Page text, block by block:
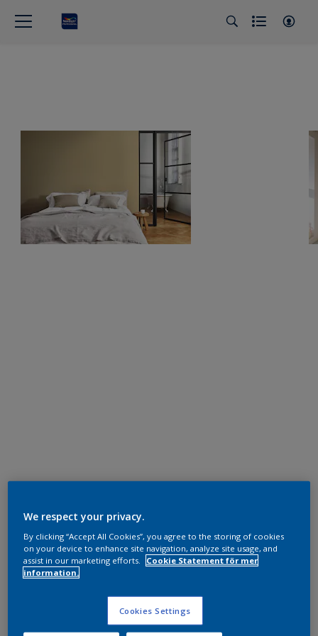
We respect your privacy.
By clicking “Accept All Cookies”, you agree to the storing of cookies
on your device to enhance site navigation, analyze site usage, and
assist in our marketing efforts.
Cookie Statement för mer
information.
Cookies Settings